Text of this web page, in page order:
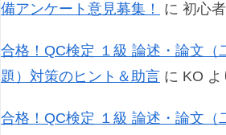
備アンケート意見募集！
に 初心者
合格！QC検定 １級 論述・論文（
題）対策のヒント＆助言 に KO よ
合格！QC検定 １級 論述・論文（